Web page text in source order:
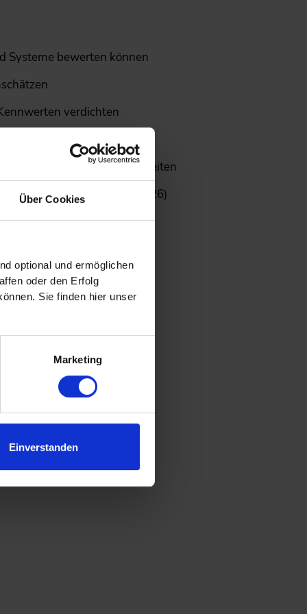
Über Cookies
optional und ermöglichen
oder den Erfolg
Sie finden hier unser
Marketing
Einverstanden
Systeme bewerten können
verdichten
zu erzielen
ableiten
findet am Vortag (29.06.2026)
zur